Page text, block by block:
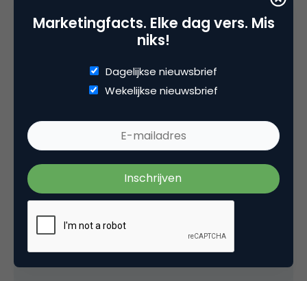
Inmiddels schijnt het bedrag al opgelopen te
7 oktober 2006 om 12:42
Kasper Katje
Bubble 2.0 ?
Marketingfacts. Elke dag vers. Mis
niks!
Dagelijkse nieuwsbrief
Wekelijkse nieuwsbrief